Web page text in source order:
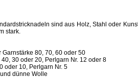
sind aus Holz, Stahl oder
stark.
80, 70, 60 oder 50
30 oder 20, Perlgarn Nr. 12 oder 8
oder 10, Perlgarn Nr. 5
dünne Wolle